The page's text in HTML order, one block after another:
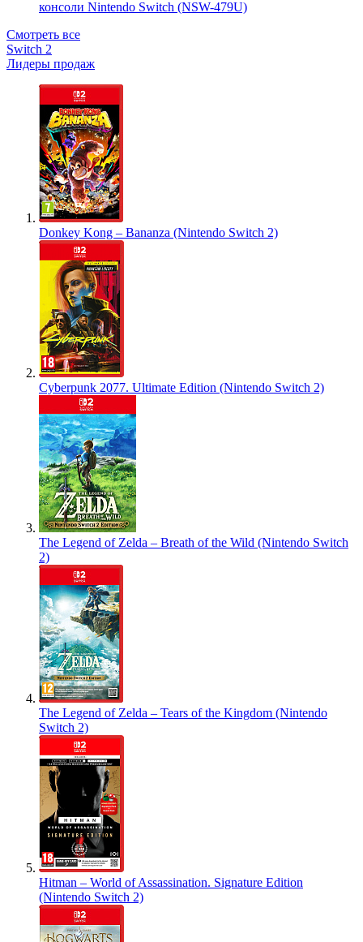
консоли Nintendo Switch (NSW-479U)
Смотреть все
Switch 2
Лидеры продаж
Donkey Kong – Bananza (Nintendo Switch 2)
Cyberpunk 2077. Ultimate Edition (Nintendo Switch 2)
The Legend of Zelda – Breath of the Wild (Nintendo Switch
2)
The Legend of Zelda – Tears of the Kingdom (Nintendo
Switch 2)
Hitman – World of Assassination. Signature Edition
(Nintendo Switch 2)